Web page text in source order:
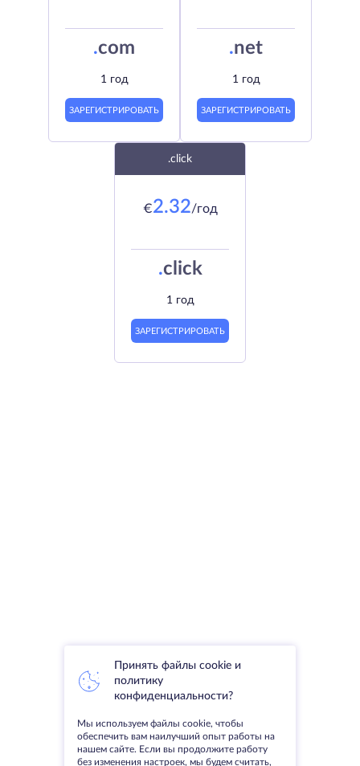
.com
1 год
ЗАРЕГИСТРИРОВАТЬ
.net
1 год
ЗАРЕГИСТРИРОВАТЬ
.click
€2.32/год
.click
1 год
ЗАРЕГИСТРИРОВАТЬ
Принять файлы cookie и
политику
конфиденциальности?
Мы используем файлы cookie, чтобы
обеспечить вам наилучший опыт работы на
нашем сайте. Если вы продолжите работу
без изменения настроек, мы будем считать,